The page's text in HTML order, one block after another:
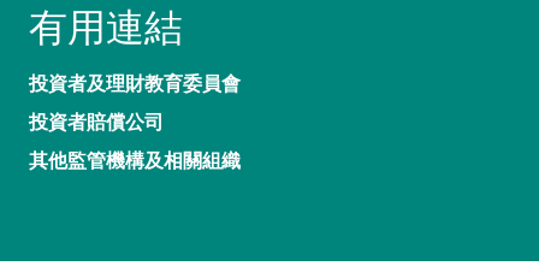
有用連結
投資者及理財教育委員會
投資者賠償公司
其他監管機構及相關組織